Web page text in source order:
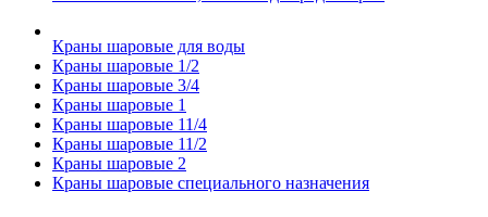
Краны шаровые для воды
Краны шаровые 1/2
Краны шаровые 3/4
Краны шаровые 1
Краны шаровые 11/4
Краны шаровые 11/2
Краны шаровые 2
Краны шаровые специального назначения